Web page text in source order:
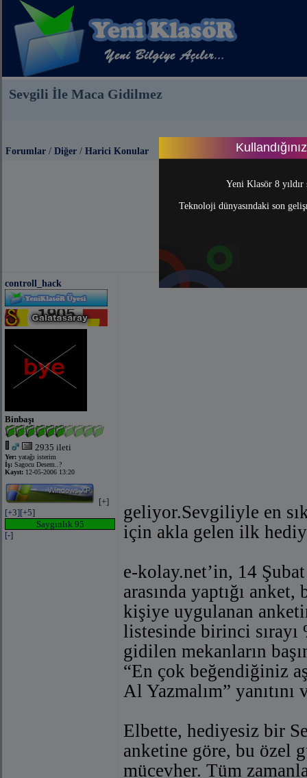
Yeni Klasör 8
Teknoloji dünyasındaki son
Sevgili İle Maca Gidilmez
Forumlar / Diğer / Harici Konular
controll_hack
Binbaşı
2935 ileti
Yer: yatağı isterim
İş: Sagocu Desem..?
Kayıt: 12-05-2006 13:20
[+]
[+3][+5]
Saygınlık 95
[-]
geliyor.Sevgiliyle en
için akla gelen ilk
e-kolay.net’in, 14
arasında yaptığı
kişiye uygulanan
listesinde birinci sırayı
gidilen mekanların
“En çok beğendiğiniz
Al Yazmalım” yanıtını
Elbette, hediyesiz bir
anketine göre, bu özel
mücevher. Tüm